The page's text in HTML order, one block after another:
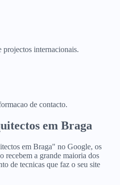
projectos internacionais.
de contacto.
em Braga
em Braga" no Google, os
recebem a grande maioria dos
de tecnicas que faz o seu site